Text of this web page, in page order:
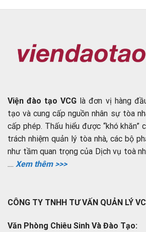
Viện đào tạo VCG là đơn vị hàng
tạo và cung cấp nguồn nhân sự tòa
cấp phép. Thấu hiểu được “khó khăn”
trách nhiệm quản lý tòa nhà, các bộ
như tầm quan trọng của Dịch vụ toà
.... Xem thêm >>>
CÔNG TY TNHH TƯ VẤN QUẢN LÝ
Văn Phòng Chiêu Sinh Và Đào Tạo: